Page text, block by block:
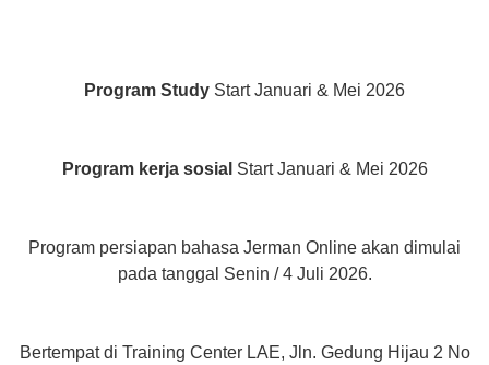
Program Study Start Januari & Mei 2026
Program kerja sosial Start Januari & Mei 2026
Program persiapan bahasa Jerman Online akan dimulai
pada tanggal Senin / 4 Juli 2026.
Bertempat di Training Center LAE, Jln. Gedung Hijau 2 No